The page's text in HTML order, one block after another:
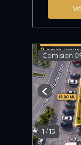
Comision
1 /15
Previous